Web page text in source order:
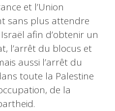
et l’Union
sans plus attendre
afin d’obtenir un
l’arrêt du blocus et
aussi l’arrêt du
toute la Palestine
de la